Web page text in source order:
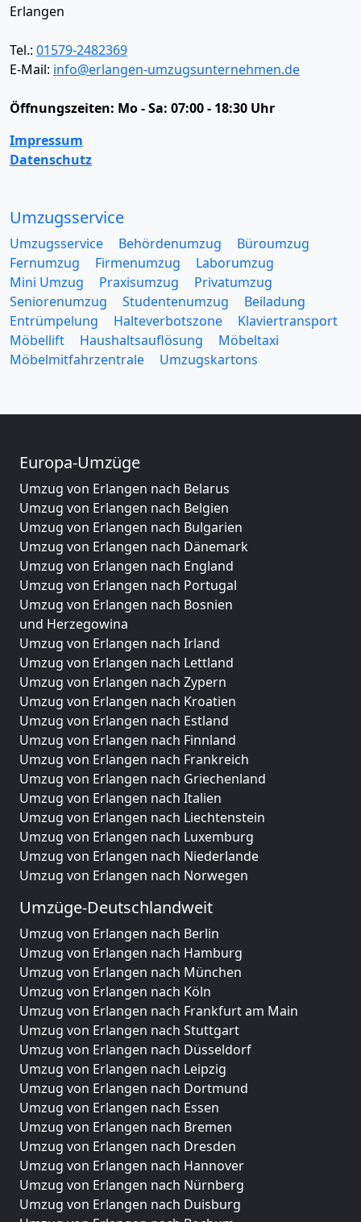
Erlangen
Tel.: 01579-2482369
E-Mail: info@erlangen-umzugsunternehmen.de
Öffnungszeiten: Mo - Sa: 07:00 - 18:30 Uhr
Impressum
Datenschutz
Umzugsservice
Umzugsservice Behördenumzug
Büroumzug
Fernumzug
Firmenumzug
Laborumzug
Mini Umzug
Praxisumzug
Privatumzug
Seniorenumzug
Studentenumzug
Beiladung
Entrümpelung
Halteverbotszone
Klaviertransport
Möbellift
Haushaltsauflösung
Möbeltaxi
Möbelmitfahrzentrale
Umzugskartons
Europa-Umzüge
Umzug von Erlangen nach Belarus
Umzug von Erlangen nach Belgien
Umzug von Erlangen nach Bulgarien
Umzug von Erlangen nach Dänemark
Umzug von Erlangen nach England
Umzug von Erlangen nach Portugal
Umzug von Erlangen nach Bosnien
und Herzegowina
Umzug von Erlangen nach Irland
Umzug von Erlangen nach Lettland
Umzug von Erlangen nach Zypern
Umzug von Erlangen nach Kroatien
Umzug von Erlangen nach Estland
Umzug von Erlangen nach Finnland
Umzug von Erlangen nach Frankreich
Umzug von Erlangen nach Griechenland
Umzug von Erlangen nach Italien
Umzug von Erlangen nach Liechtenstein
Umzug von Erlangen nach Luxemburg
Umzug von Erlangen nach Niederlande
Umzug von Erlangen nach Norwegen
Umzüge-Deutschlandweit
Umzug von Erlangen nach Berlin
Umzug von Erlangen nach Hamburg
Umzug von Erlangen nach München
Umzug von Erlangen nach Köln
Umzug von Erlangen nach Frankfurt am Main
Umzug von Erlangen nach Stuttgart
Umzug von Erlangen nach Düsseldorf
Umzug von Erlangen nach Leipzig
Umzug von Erlangen nach Dortmund
Umzug von Erlangen nach Essen
Umzug von Erlangen nach Bremen
Umzug von Erlangen nach Dresden
Umzug von Erlangen nach Hannover
Umzug von Erlangen nach Nürnberg
Umzug von Erlangen nach Duisburg